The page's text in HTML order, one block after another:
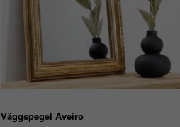
Väggspegel Aveiro